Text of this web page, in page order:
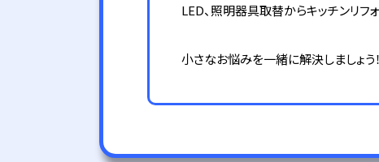
LED、照明器具取替からキッチンリフ
小さなお悩みを一緒に解決しましょう！